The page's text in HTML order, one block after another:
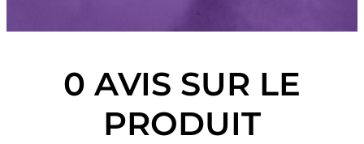
0 AVIS SUR LE
PRODUIT